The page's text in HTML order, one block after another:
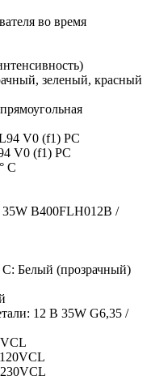
во время
зеленый, красный
V0 (f1) PC
V0 (f1) PC
C
B400FLH012B /
Белый (прозрачный)
12 В 35W G6,35 /